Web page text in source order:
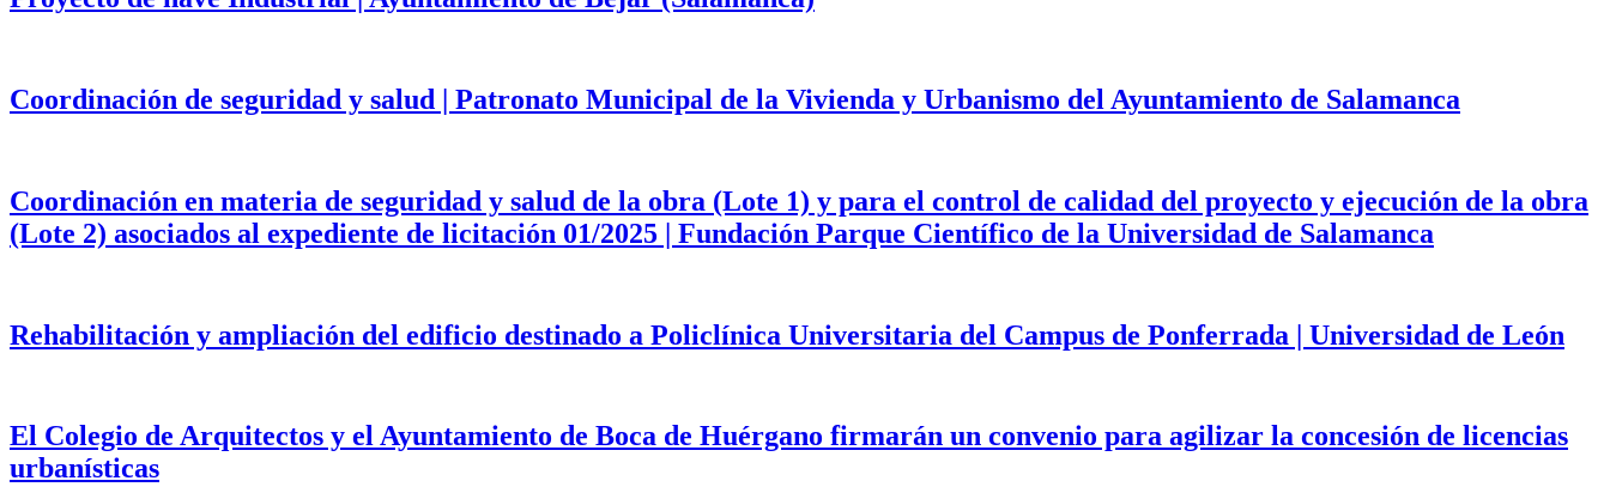
Coordinación de seguridad y salud | Patronato Municipal de la Vivienda y Urbanismo del Ayuntamiento de Salamanca
Coordinación en materia de seguridad y salud de la obra (Lote 1) y para el control de calidad del proyecto y ejecución de la obra
(Lote 2) asociados al expediente de licitación 01/2025 | Fundación Parque Científico de la Universidad de Salamanca
Rehabilitación y ampliación del edificio destinado a Policlínica Universitaria del Campus de Ponferrada | Universidad de León
El Colegio de Arquitectos y el Ayuntamiento de Boca de Huérgano firmarán un convenio para agilizar la concesión de licencias
urbanísticas